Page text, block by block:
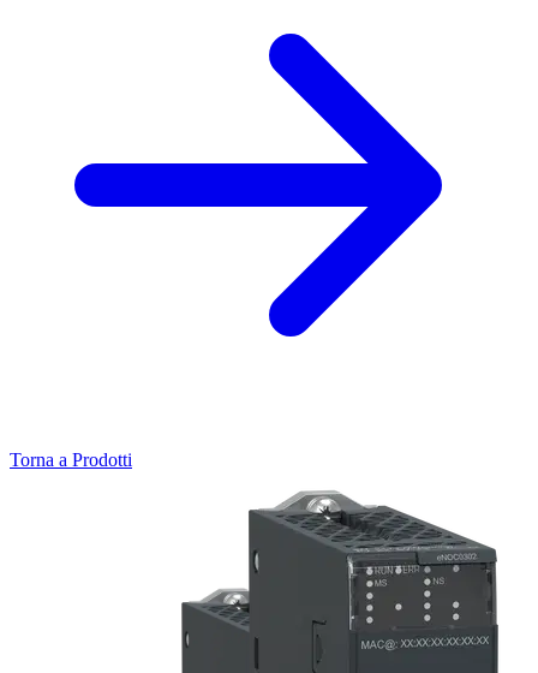
Torna a Prodotti